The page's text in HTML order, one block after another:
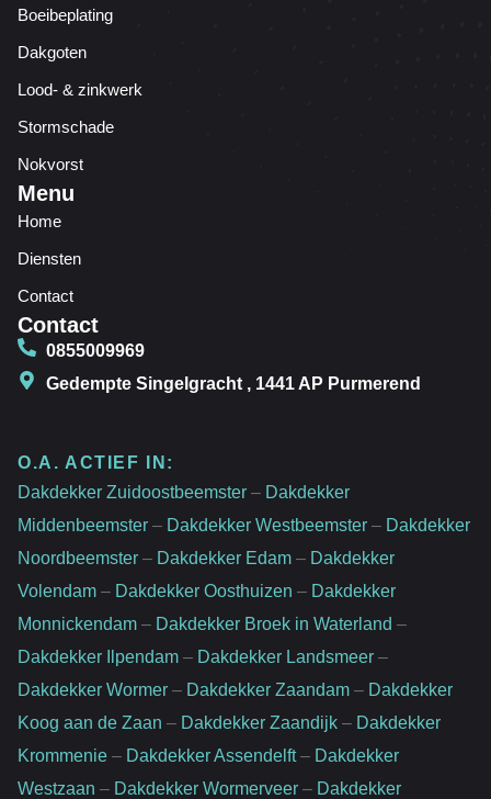
Boeibeplating
Dakgoten
Lood- & zinkwerk
Stormschade
Nokvorst
Menu
Home
Diensten
Contact
Contact
0855009969
Gedempte Singelgracht , 1441 AP Purmerend
O.A. ACTIEF IN:
Dakdekker Zuidoostbeemster – Dakdekker
Middenbeemster – Dakdekker Westbeemster – Dakdekker
Noordbeemster – Dakdekker Edam – Dakdekker
Volendam – Dakdekker Oosthuizen – Dakdekker
Monnickendam – Dakdekker Broek in Waterland –
Dakdekker Ilpendam – Dakdekker Landsmeer –
Dakdekker Wormer – Dakdekker Zaandam – Dakdekker
Koog aan de Zaan – Dakdekker Zaandijk – Dakdekker
Krommenie – Dakdekker Assendelft– Dakdekker
Westzaan – Dakdekker Wormerveer – Dakdekker